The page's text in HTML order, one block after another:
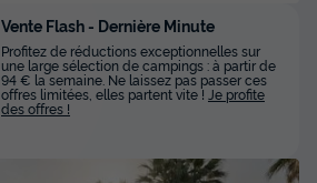
Vente Flash - Dernière Minute
Profitez de réductions exceptionnelles sur
une large sélection de campings : à partir de
94 € la semaine. Ne laissez pas passer ces
offres limitées, elles partent vite ! Je profite
des offres !